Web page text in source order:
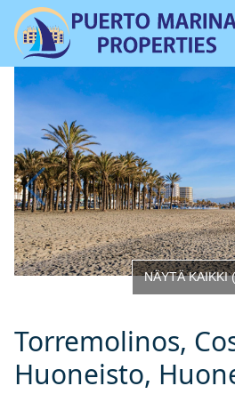
NÄYTÄ KAIKKI(
Torremolinos,
Huoneisto,